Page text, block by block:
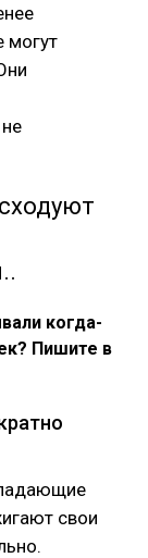
могут
когда-
Пишите в
свои